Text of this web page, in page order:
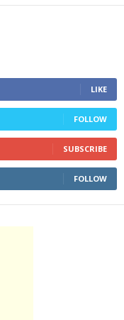
LIKE
FOLLOW
SUBSCRIBE
FOLLOW